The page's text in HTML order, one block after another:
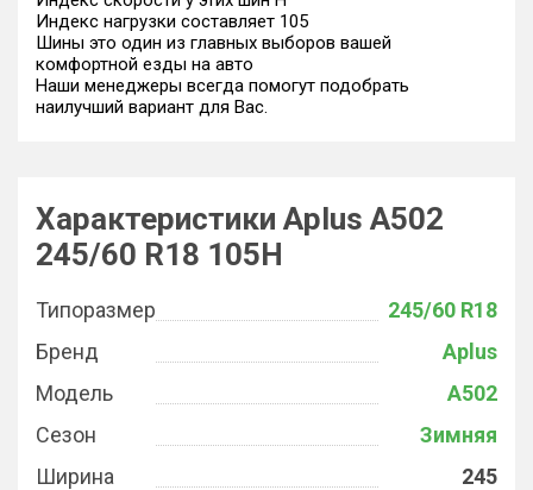
Индекс нагрузки составляет 105
Шины это один из главных выборов вашей
комфортной езды на авто
Наши менеджеры всегда помогут подобрать
наилучший вариант для Вас.
Характеристики Aplus A502
245/60 R18 105H
Типоразмер
245/60 R18
Бренд
Aplus
Модель
A502
Сезон
Зимняя
Ширина
245